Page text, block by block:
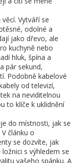
Vytváří se
odolné a
jako dřevo, ale
kuchyně nebo
hluk, špína a
pár sekund,
Podobně kabelové
od televizí,
na neviditelnou
to klíče k uklidnění
do místnosti, jak se
článku o
se dozvíte, jak
s výhledem se
vašeho spánku. A